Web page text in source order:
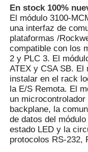
Recorrido por la
Control de Calidad
Contáctenos
Solicitar una cita
Destacado ,
de
En stock 100%
El módulo 3100-
una interfaz de
plataformas /
compatible con los
2 y PLC 3. El
ATEX y CSA SB. El
instalar en el rack
la E/S Remota. El
un
backplane, la
de datos del
estado LED y la
protocolos RS-232,